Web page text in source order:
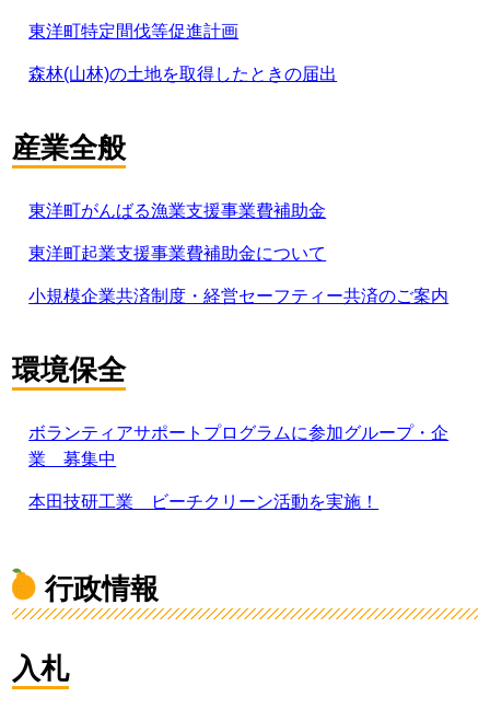
東洋町特定間伐等促進計画
森林(山林)の土地を取得したときの届出
産業全般
東洋町がんばる漁業支援事業費補助金
東洋町起業支援事業費補助金について
小規模企業共済制度・経営セーフティー共済のご案内
環境保全
ボランティアサポートプログラムに参加グループ・企
業 募集中
本田技研工業 ビーチクリーン活動を実施！
行政情報
入札